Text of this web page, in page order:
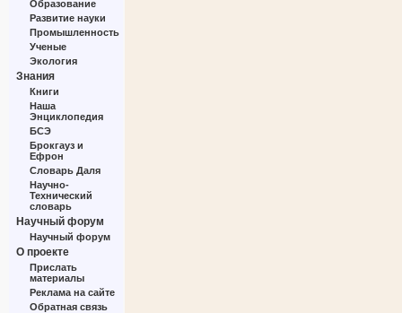
Образование
Развитие науки
Промышленность
Ученые
Экология
Знания
Книги
Наша
Энциклопедия
БСЭ
Брокгауз и
Ефрон
Словарь Даля
Научно-
Технический
словарь
Научный форум
Научный форум
О проекте
Прислать
материалы
Реклама на сайте
Обратная связь